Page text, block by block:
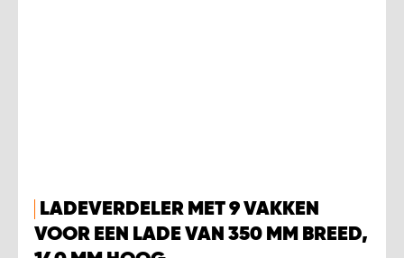
LADEVERDELER MET 9 VAKKEN
VOOR EEN LADE VAN 350 MM BREED,